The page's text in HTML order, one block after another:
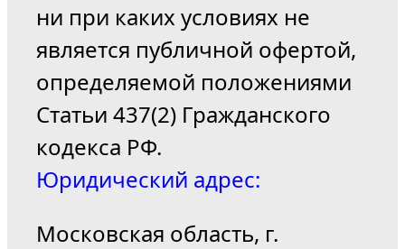
ни при каких условиях не
является публичной офертой,
определяемой положениями
Статьи 437(2) Гражданского
кодекса РФ.
Юридический адрес:
Московская область, г.